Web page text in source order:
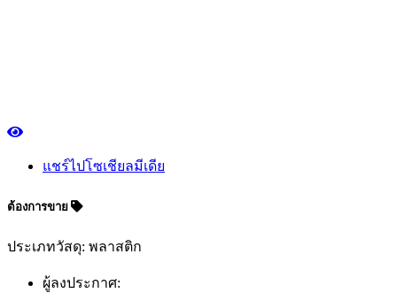
แชร์ไปโซเชียลมีเดีย
ต้องการขาย
ประเภทวัสดุ: พลาสติก
ผู้ลงประกาศ: